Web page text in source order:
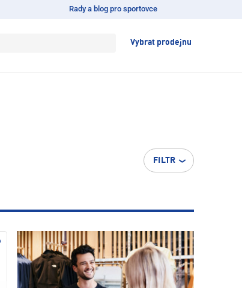
Rady a blog pro sportovce
Vybrat prodejnu
FILTR